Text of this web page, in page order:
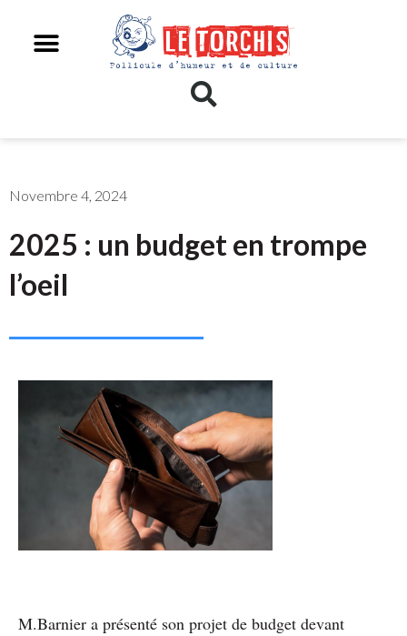
Novembre 4, 2024
2025 : un budget en trompe
l’oeil
M.Barnier a présenté son projet de budget devant